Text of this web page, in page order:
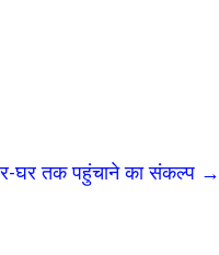
घर तक पहुंचाने का संकल्प →